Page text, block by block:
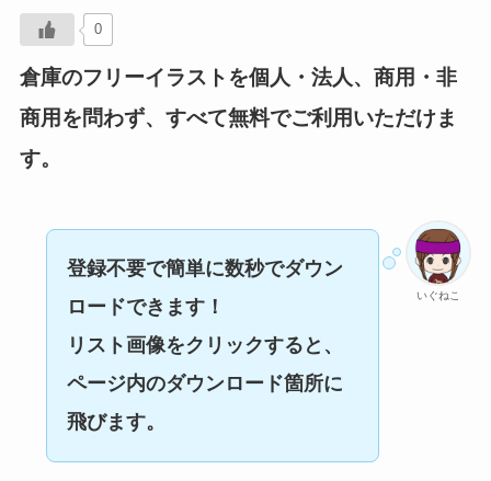
0
倉庫のフリーイラストを個人・法人、商用・非
商用を問わず、すべて無料でご利用いただけま
す。
いぐねこ
登録不要で簡単に数秒でダウン
ロードできます！
リスト画像をクリックすると、
ページ内のダウンロード箇所に
飛びます。